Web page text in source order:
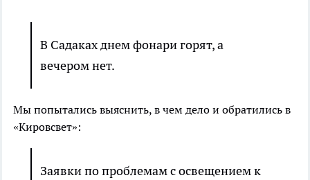
В Садаках днем фонари горят, а
вечером нет.
Мы попытались выяснить, в чем дело и обратились в
«Кировсвет»:
Заявки по проблемам с освещением к